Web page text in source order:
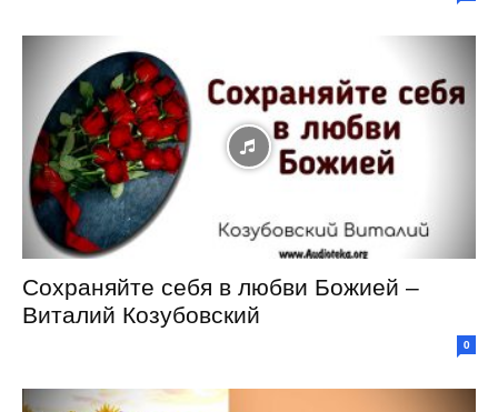
Сохраняйте себя в любви Божией –
Виталий Козубовский
0